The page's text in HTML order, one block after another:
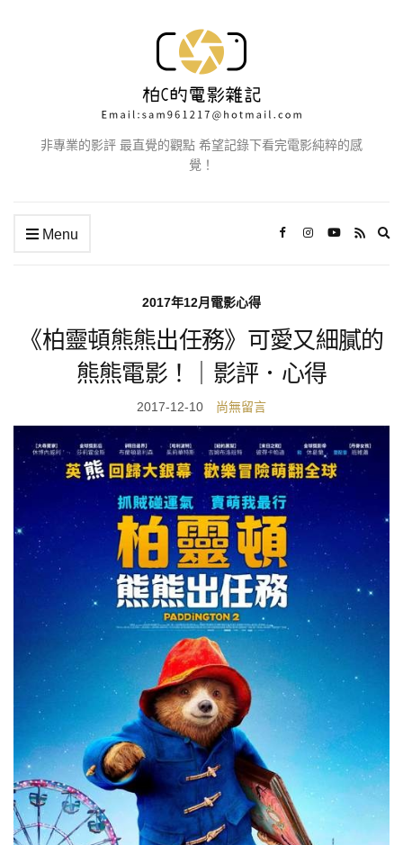
非專業的影評 最直覺的觀點 希望記錄下看完電影純粹的感
覺！
Menu
2017年12月電影心得
《柏靈頓熊熊出任務》可愛又細膩的
熊熊電影！｜影評．心得
2017-12-10 尚無留言